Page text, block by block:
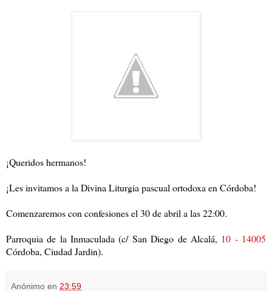
¡Queridos hermanos!
¡Les invitamos a la Divina Liturgia pascual ortodoxa en Córdoba!
Comenzaremos con confesiones el 30 de abril a las 22:00.
Parroquia de la Inmaculada (c/ San Diego de Alcalá, 10 - 14005
Córdoba, Ciudad Jardin).
Anónimo en 23:59